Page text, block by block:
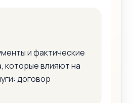
и фактические
которые влияют на
договор